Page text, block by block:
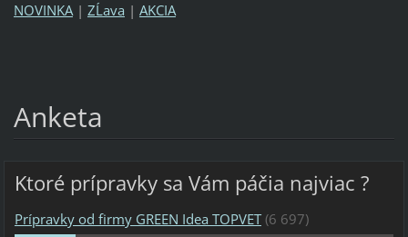
NOVINKA | ZĹava | AKCIA
Anketa
Ktoré prípravky sa Vám páčia najviac ?
Prípravky od firmy GREEN Idea TOPVET (6 697)